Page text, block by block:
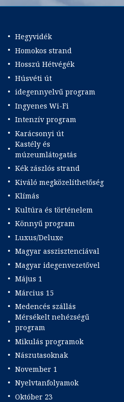
Hegyvidék
Homokos strand
Hosszú Hétvégék
Húsvéti út
idegennyelvű program
Ingyenes Wi-Fi
Intenzív program
Karácsonyi út
Kastély és
múzeumlátogatás
Kék zászlós strand
Kiváló megközelíthetőség
Klímás
Kultúra és történelem
Könnyű program
Luxus/Deluxe
Magyar asszisztenciával
Magyar idegenvezetővel
Május 1
Március 15
Medencés szállás
Mérsékelt nehézségű
program
Mikulás programok
Nászutasoknak
November 1
Nyelvtanfolyamok
Október 23